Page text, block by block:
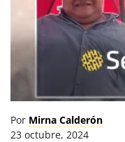
Por Mirna Calderón
23 octubre, 2024